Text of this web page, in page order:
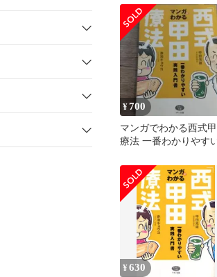
¥700
マンガでわかる西式甲
療法 一番わかりやすい
¥630